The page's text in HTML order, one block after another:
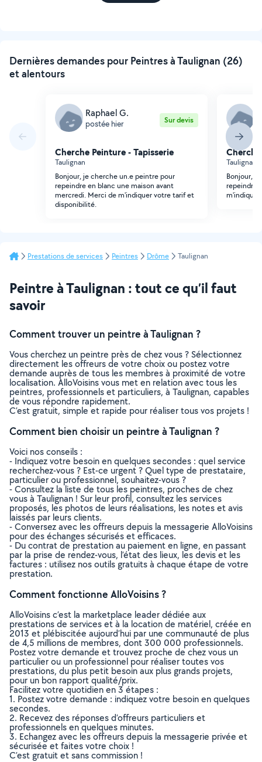
Dernières demandes pour Peintres à Taulignan (26)
et alentours
Raphael G.
postée hier Sur devis
Cherche Peinture - Tapisserie
Taulignan
Bonjour, je cherche un.e peintre pour
repeindre en blanc une maison avant
mercredi. Merci de m'indiquer votre tarif et
disponibilité.
Taulignan
Bonjour,
repeindre
Prestations de services Peintres Drôme Taulignan
Peintre à Taulignan : tout ce qu’il faut
savoir
Comment trouver un peintre à Taulignan ?
Vous cherchez un peintre près de chez vous ? Sélectionnez
directement les offreurs de votre choix ou postez votre
demande auprès de tous les membres à proximité de votre
localisation. AlloVoisins vous met en relation avec tous les
peintres, professionnels et particuliers, à Taulignan, capables
de vous répondre rapidement.
C’est gratuit, simple et rapide pour réaliser tous vos projets !
Comment bien choisir un peintre à Taulignan ?
Voici nos conseils :
- Indiquez votre besoin en quelques secondes : quel service
recherchez-vous ? Est-ce urgent ? Quel type de prestataire,
particulier ou professionnel, souhaitez-vous ?
- Consultez la liste de tous les peintres, proches de chez
vous à Taulignan ! Sur leur profil, consultez les services
proposés, les photos de leurs réalisations, les notes et avis
laissés par leurs clients.
- Conversez avec les offreurs depuis la messagerie AlloVoisins
pour des échanges sécurisés et efficaces.
- Du contrat de prestation au paiement en ligne, en passant
par la prise de rendez-vous, l’état des lieux, les devis et les
factures : utilisez nos outils gratuits à chaque étape de votre
prestation.
Comment fonctionne AlloVoisins ?
AlloVoisins c’est la marketplace leader dédiée aux
prestations de services et à la location de matériel, créée en
2013 et plébiscitée aujourd’hui par une communauté de plus
de 4,5 millions de membres, dont 300 000 professionnels.
Postez votre demande et trouvez proche de chez vous un
particulier ou un professionnel pour réaliser toutes vos
prestations, du plus petit besoin aux plus grands projets,
pour un bon rapport qualité/prix.
Facilitez votre quotidien en 3 étapes :
1. Postez votre demande : indiquez votre besoin en quelques
secondes.
2. Recevez des réponses d’offreurs particuliers et
professionnels en quelques minutes.
3. Echangez avec les offreurs depuis la messagerie privée et
sécurisée et faites votre choix !
C’est gratuit et sans commission !